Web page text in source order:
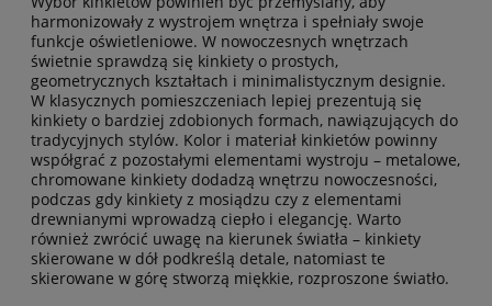
harmonizowały z wystrojem wnętrza i spełniały swoje
funkcje oświetleniowe. W nowoczesnych wnętrzach
świetnie sprawdzą się kinkiety o prostych,
geometrycznych kształtach i minimalistycznym designie.
W klasycznych pomieszczeniach lepiej prezentują się
kinkiety o bardziej zdobionych formach, nawiązujących do
tradycyjnych stylów. Kolor i materiał kinkietów powinny
współgrać z pozostałymi elementami wystroju – metalowe,
chromowane kinkiety dodadzą wnętrzu nowoczesności,
podczas gdy kinkiety z mosiądzu czy z elementami
drewnianymi wprowadzą ciepło i elegancję. Warto
również zwrócić uwagę na kierunek światła – kinkiety
skierowane w dół podkreślą detale, natomiast te
skierowane w górę stworzą miękkie, rozproszone światło.